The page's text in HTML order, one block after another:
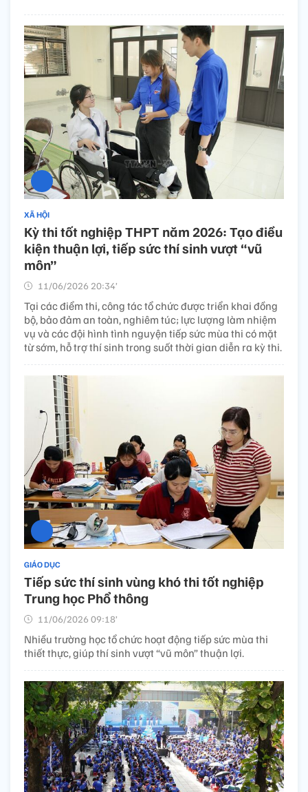
XÃ HỘI
Kỳ thi tốt nghiệp THPT năm 2026: Tạo điều
kiện thuận lợi, tiếp sức thí sinh vượt “vũ
môn”
11/06/2026 20:34’
Tại các điểm thi, công tác tổ chức được triển khai đồng
bộ, bảo đảm an toàn, nghiêm túc; lực lượng làm nhiệm
vụ và các đội hình tình nguyện tiếp sức mùa thi có mặt
từ sớm, hỗ trợ thí sinh trong suốt thời gian diễn ra kỳ thi.
GIÁO DỤC
Tiếp sức thí sinh vùng khó thi tốt nghiệp
Trung học Phổ thông
11/06/2026 09:18’
Nhiều trường học tổ chức hoạt động tiếp sức mùa thi
thiết thực, giúp thí sinh vượt “vũ môn” thuận lợi.